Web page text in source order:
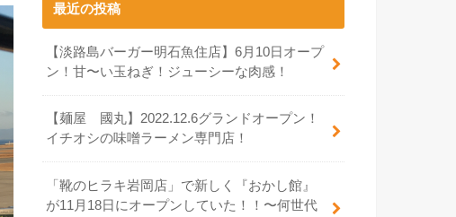
最近の投稿
【淡路島バーガー明石魚住店】6月10日オープ
ン！甘〜い玉ねぎ！ジューシーな肉感！
【麺屋 國丸】2022.12.6グランドオープン！
イチオシの味噌ラーメン専門店！
「靴のヒラキ岩岡店」で新しく『おかし館』
が11月18日にオープンしていた！！〜何世代